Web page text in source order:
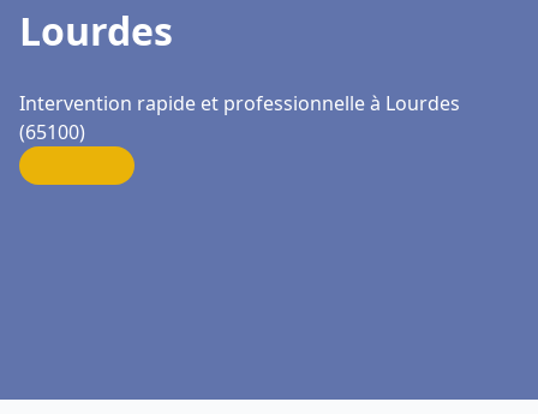
Lourdes
Intervention rapide et professionnelle à Lourdes
(65100)